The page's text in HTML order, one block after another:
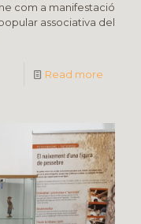
com a manifestació
associativa del
Read more